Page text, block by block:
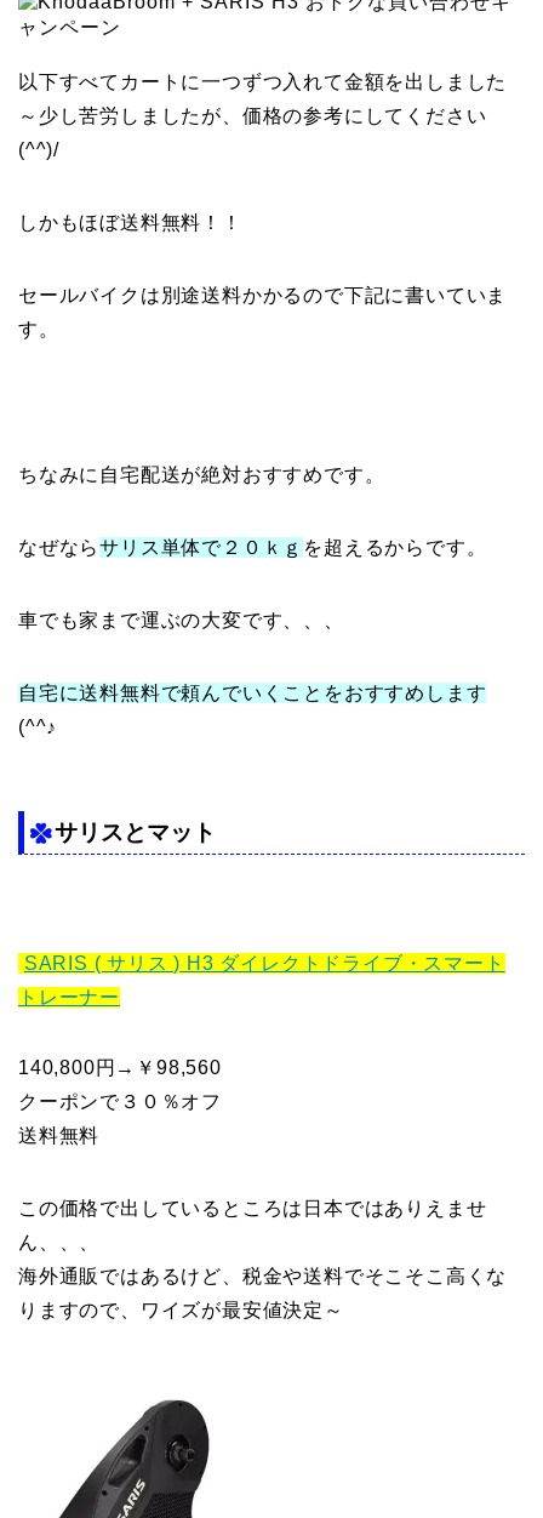
以下すべてカートに一つずつ入れて金額を出しました
～少し苦労しましたが、価格の参考にしてください
(^^)/
しかもほぼ送料無料！！
セールバイクは別途送料かかるので下記に書いていま
す。
ちなみに自宅配送が絶対おすすめです。
なぜならサリス単体で２０ｋｇ を超えるからです。
車でも家まで運ぶの大変です、、、
自宅に送料無料で頼んでいくことをおすすめします
(^^♪
サリスとマット
SARIS ( サリス ) H3 ダイレクトドライブ・スマート
トレーナー
140,800円→￥98,560
クーポンで３０％オフ
送料無料
この価格で出しているところは日本ではありえませ
ん、、、
海外通販ではあるけど、税金や送料でそこそこ高くな
りますので、ワイズが最安値決定～